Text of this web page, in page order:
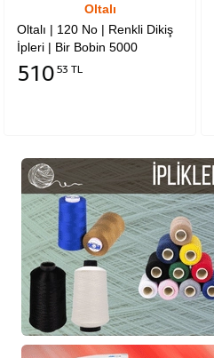
Oltalı
Oltalı | 120 No | Renkli Dikiş
İpleri | Bir Bobin 5000
Metredir | 1Kutuda Aynı
Renkten 6 Adet
510 53 TL